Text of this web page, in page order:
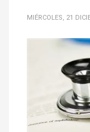
MIÉRCOLES, 21